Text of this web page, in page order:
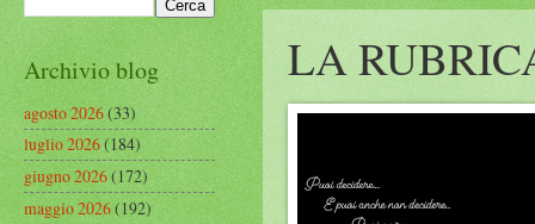
LA
Archivio blog
agosto 2026(33)
luglio 2026(184)
giugno 2026(172)
maggio 2026(192)